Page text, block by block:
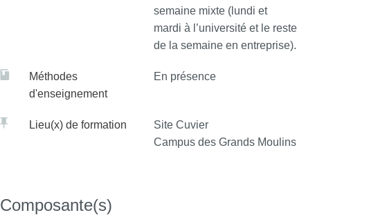
semaine mixte (lundi et
mardi à l’université et le reste
de la semaine en entreprise).
Méthodes
d'enseignement
En présence
Lieu(x) de formation
Site Cuvier
Campus des Grands Moulins
Composante(s)